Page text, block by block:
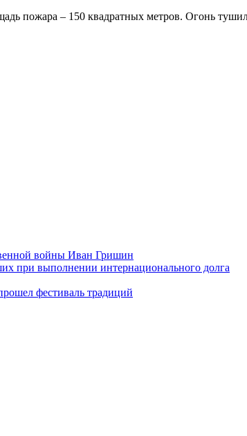
пожара – 150 квадратных метров. Огонь
войны Иван Гришин
при выполнении интернационального долга
фестиваль традиций